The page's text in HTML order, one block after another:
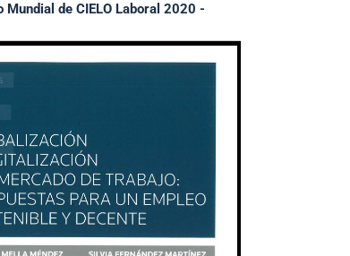
Mundial de CIELO Laboral 2020 -